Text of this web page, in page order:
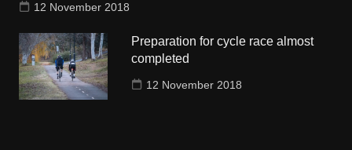
12 November 2018
Preparation for cycle race almost
completed
12 November 2018